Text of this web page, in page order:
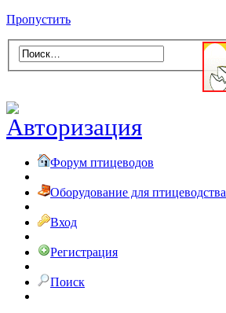
Пропустить
Форум птицеводов
Оборудование для птицеводства
Вход
Регистрация
Поиск